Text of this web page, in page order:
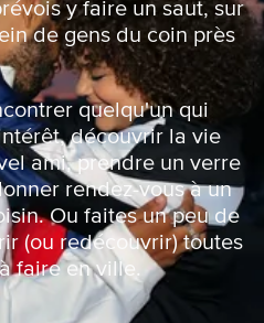
y faire un saut, sur
de gens du coin près
quelqu'un qui
découvrir la vie
ami, prendre un verre
rendez-vous à un
Ou faites un peu de
(ou redécouvrir) toutes
faire en ville.